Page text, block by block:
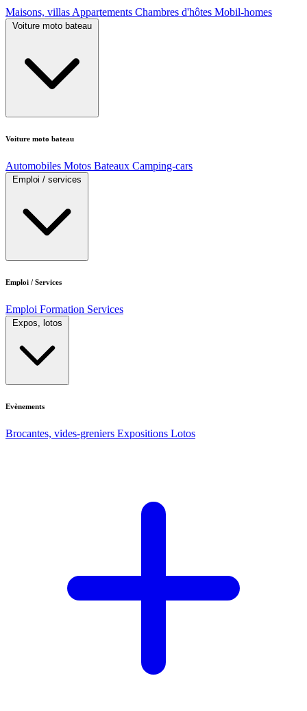
Maisons, villas Appartements Chambres d'hôtes Mobil-homes
Voiture moto bateau
Voiture moto bateau
Automobiles Motos Bateaux Camping-cars
Emploi / services
Emploi / Services
Emploi Formation Services
Expos, lotos
Evènements
Brocantes, vides-greniers Expositions Lotos